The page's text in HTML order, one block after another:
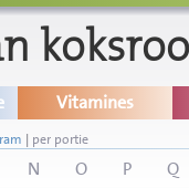
Vitamines
| per portie
N O P Q